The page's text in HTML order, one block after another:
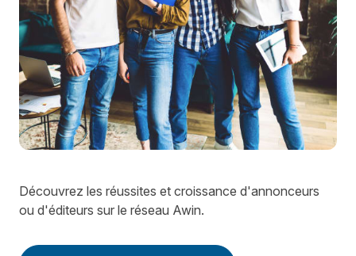
Découvrez les réussites et croissance d'annonceurs
ou d'éditeurs sur le réseau Awin.